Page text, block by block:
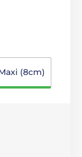
(8cm)